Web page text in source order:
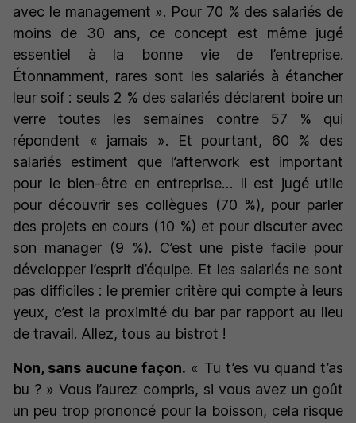
avec le management ». Pour 70 % des salariés de
moins de 30 ans, ce concept est même jugé
essentiel à la bonne vie de l’entreprise.
Étonnamment, rares sont les salariés à étancher
leur soif : seuls 2 % des salariés déclarent boire un
verre toutes les semaines contre 57 % qui
répondent « jamais ». Et pourtant, 60 % des
salariés estiment que l’afterwork est important
pour le bien-être en entreprise… Il est jugé utile
pour découvrir ses collègues (70 %), pour parler
des projets en cours (10 %) et pour discuter avec
son manager (9 %). C’est une piste facile pour
développer l’esprit d’équipe. Et les salariés ne sont
pas difficiles : le premier critère qui compte à leurs
yeux, c’est la proximité du bar par rapport au lieu
de travail. Allez, tous au bistrot !
Non, sans aucune façon. « Tu t’es vu quand t’as
bu ? » Vous l’aurez compris, si vous avez un goût
un peu trop prononcé pour la boisson, cela risque